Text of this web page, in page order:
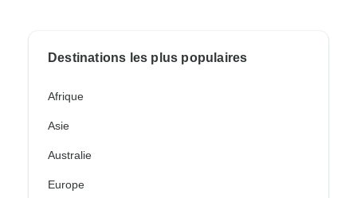
Destinations les plus populaires
Afrique
Asie
Australie
Europe